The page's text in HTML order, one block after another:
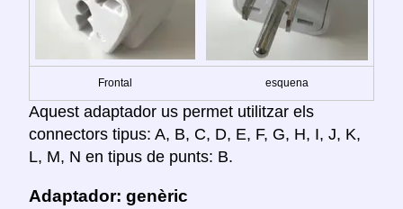
Frontal esquena
Aquest adaptador us permet utilitzar els
connectors tipus: A, B, C, D, E, F, G, H, I, J, K,
L, M, N en tipus de punts: B.
Adaptador: genèric